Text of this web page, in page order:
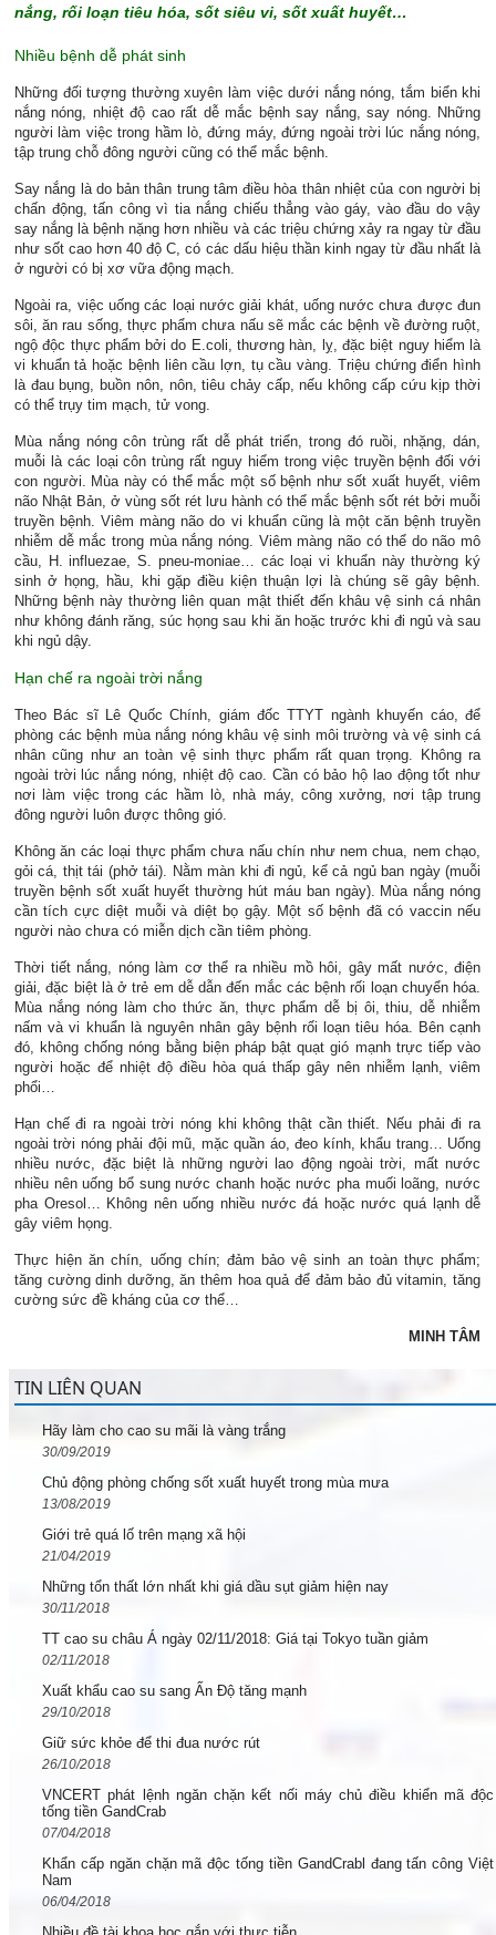
nắng, rối loạn tiêu hóa, sốt siêu vi, sốt xuất huyết…
Nhiều bệnh dễ phát sinh
Những đối tượng thường xuyên làm việc dưới nắng nóng, tắm biển khi
nắng nóng, nhiệt độ cao rất dễ mắc bệnh say nắng, say nóng. Những
người làm việc trong hầm lò, đứng máy, đứng ngoài trời lúc nắng nóng,
tập trung chỗ đông người cũng có thể mắc bệnh.
Say nắng là do bản thân trung tâm điều hòa thân nhiệt của con người bị
chấn động, tấn công vì tia nắng chiếu thẳng vào gáy, vào đầu do vậy
say nắng là bệnh nặng hơn nhiều và các triệu chứng xảy ra ngay từ đầu
như sốt cao hơn 40 độ C, có các dấu hiệu thần kinh ngay từ đầu nhất là
ở người có bị xơ vữa động mạch.
Ngoài ra, việc uống các loại nước giải khát, uống nước chưa được đun
sôi, ăn rau sống, thực phẩm chưa nấu sẽ mắc các bệnh về đường ruột,
ngộ độc thực phẩm bởi do E.coli, thương hàn, lỵ, đặc biệt nguy hiểm là
vi khuẩn tả hoặc bệnh liên cầu lợn, tụ cầu vàng. Triệu chứng điển hình
là đau bụng, buồn nôn, nôn, tiêu chảy cấp, nếu không cấp cứu kịp thời
có thể trụy tim mạch, tử vong.
Mùa nắng nóng côn trùng rất dễ phát triển, trong đó ruồi, nhặng, dán,
muỗi là các loại côn trùng rất nguy hiểm trong việc truyền bệnh đối với
con người. Mùa này có thể mắc một số bệnh như sốt xuất huyết, viêm
não Nhật Bản, ở vùng sốt rét lưu hành có thể mắc bệnh sốt rét bởi muỗi
truyền bệnh. Viêm màng não do vi khuẩn cũng là một căn bệnh truyền
nhiễm dễ mắc trong mùa nắng nóng. Viêm màng não có thể do não mô
cầu, H. influezae, S. pneu-moniae… các loại vi khuẩn này thường ký
sinh ở họng, hầu, khi gặp điều kiện thuận lợi là chúng sẽ gây bệnh.
Những bệnh này thường liên quan mật thiết đến khâu vệ sinh cá nhân
như không đánh răng, súc họng sau khi ăn hoặc trước khi đi ngủ và sau
khi ngủ dậy.
Hạn chế ra ngoài trời nắng
Theo Bác sĩ Lê Quốc Chính, giám đốc TTYT ngành khuyến cáo, để
phòng các bệnh mùa nắng nóng khâu vệ sinh môi trường và vệ sinh cá
nhân cũng như an toàn vệ sinh thực phẩm rất quan trọng. Không ra
ngoài trời lúc nắng nóng, nhiệt độ cao. Cần có bảo hộ lao động tốt như
nơi làm việc trong các hầm lò, nhà máy, công xưởng, nơi tập trung
đông người luôn được thông gió.
Không ăn các loại thực phẩm chưa nấu chín như nem chua, nem chạo,
gỏi cá, thịt tái (phở tái). Nằm màn khi đi ngủ, kể cả ngủ ban ngày (muỗi
truyền bệnh sốt xuất huyết thường hút máu ban ngày). Mùa nắng nóng
cần tích cực diệt muỗi và diệt bọ gậy. Một số bệnh đã có vaccin nếu
người nào chưa có miễn dịch cần tiêm phòng.
Thời tiết nắng, nóng làm cơ thể ra nhiều mồ hôi, gây mất nước, điện
giải, đặc biệt là ở trẻ em dễ dẫn đến mắc các bệnh rối loạn chuyển hóa.
Mùa nắng nóng làm cho thức ăn, thực phẩm dễ bị ôi, thiu, dễ nhiễm
nấm và vi khuẩn là nguyên nhân gây bệnh rối loạn tiêu hóa. Bên cạnh
đó, không chống nóng bằng biện pháp bật quạt gió mạnh trực tiếp vào
người hoặc để nhiệt độ điều hòa quá thấp gây nên nhiễm lạnh, viêm
phổi…
Hạn chế đi ra ngoài trời nóng khi không thật cần thiết. Nếu phải đi ra
ngoài trời nóng phải đội mũ, mặc quần áo, đeo kính, khẩu trang… Uống
nhiều nước, đặc biệt là những người lao động ngoài trời, mất nước
nhiều nên uống bổ sung nước chanh hoặc nước pha muối loãng, nước
pha Oresol… Không nên uống nhiều nước đá hoặc nước quá lạnh dễ
gây viêm họng.
Thực hiện ăn chín, uống chín; đảm bảo vệ sinh an toàn thực phẩm;
tăng cường dinh dưỡng, ăn thêm hoa quả để đảm bảo đủ vitamin, tăng
cường sức đề kháng của cơ thể…
MINH TÂM
TIN LIÊN QUAN
Hãy làm cho cao su mãi là vàng trắng
30/09/2019
Chủ động phòng chống sốt xuất huyết trong mùa mưa
13/08/2019
Giới trẻ quá lố trên mạng xã hội
21/04/2019
Những tổn thất lớn nhất khi giá dầu sụt giảm hiện nay
30/11/2018
TT cao su châu Á ngày 02/11/2018: Giá tại Tokyo tuần giảm
02/11/2018
Xuất khẩu cao su sang Ấn Độ tăng mạnh
29/10/2018
Giữ sức khỏe để thi đua nước rút
26/10/2018
VNCERT phát lệnh ngăn chặn kết nối máy chủ điều khiển mã độc
tống tiền GandCrab
07/04/2018
Khẩn cấp ngăn chặn mã độc tống tiền GandCrabl đang tấn công Việt
Nam
06/04/2018